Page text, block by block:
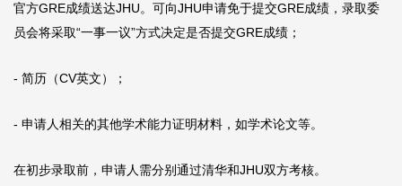
官方GRE成绩送达JHU。可向JHU申请免于提交GRE成绩，录取委
员会将采取“一事一议”方式决定是否提交GRE成绩；
- 简历（CV英文）；
- 申请人相关的其他学术能力证明材料，如学术论文等。
在初步录取前，申请人需分别通过清华和JHU双方考核。